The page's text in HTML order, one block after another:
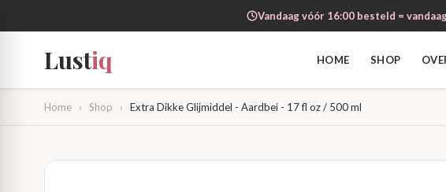
Vandaag vóór 16:00 besteld =
Lustiq HOME SHOP
Home › Shop › Extra Dikke Glijmiddel - Aardbei - 17 fl oz / 500 ml